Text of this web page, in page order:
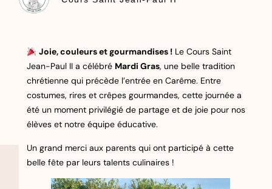
Joie, couleurs et gourmandises !Le Cours Saint
Jean-Paul II a célébré Mardi Gras, une belle tradition
chrétienne qui précède l’entrée en Carême. Entre
costumes, rires et crêpes gourmandes, cette journée a
été un moment privilégié de partage et de joie pour nos
élèves et notre équipe éducative.
Un grand merci aux parents qui ont participé à cette
belle fête par leurs talents culinaires !